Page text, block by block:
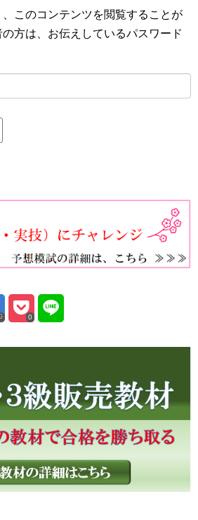
このコンテンツを閲覧することが
方は、お伝えしているパスワード
0